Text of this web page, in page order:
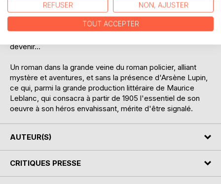
des derniers représentants de cette famille maudite, Jim
Barden et son fils Bob, on pense que la malédiction est
éradiquée. Mais la marque fatidique réapparaît sur la main
devenir...
Un roman dans la grande veine du roman policier, alliant
mystère et aventures, et sans la présence d'Arsène Lupin,
ce qui, parmi la grande production littéraire de Maurice
Leblanc, qui consacra à partir de 1905 l'essentiel de son
oeuvre à son héros envahissant, mérite d'être signalé.
AUTEUR(S)
CRITIQUES PRESSE
REFUSER NON, AJUSTER
TOUT ACCEPTER